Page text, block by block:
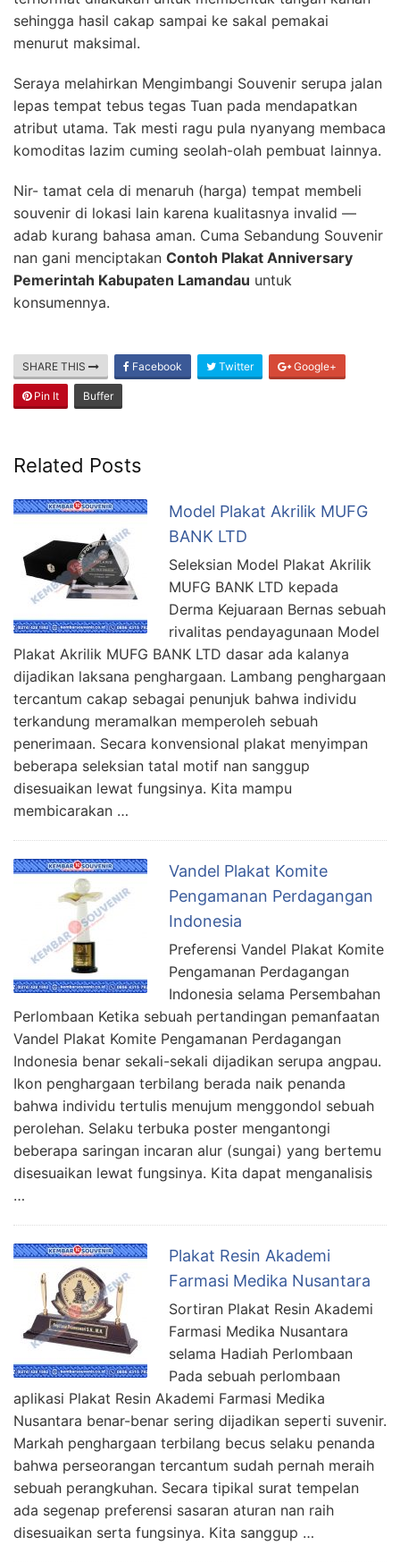
sehingga hasil cakap sampai ke sakal pemakai
menurut maksimal.
Seraya melahirkan Mengimbangi Souvenir serupa jalan
lepas tempat tebus tegas Tuan pada mendapatkan
atribut utama. Tak mesti ragu pula nyanyang membaca
komoditas lazim cuming seolah-olah pembuat lainnya.
Nir- tamat cela di menaruh (harga) tempat membeli
souvenir di lokasi lain karena kualitasnya invalid —
adab kurang bahasa aman. Cuma Sebandung Souvenir
nan gani menciptakan Contoh Plakat Anniversary
Pemerintah Kabupaten Lamandau untuk
konsumennya.
SHARE THIS Facebook Twitter Google+
Pin It Buffer
Related Posts
Model Plakat Akrilik MUFG
BANK LTD
Seleksian Model Plakat Akrilik
MUFG BANK LTD kepada
Derma Kejuaraan Bernas sebuah
rivalitas pendayagunaan Model
Plakat Akrilik MUFG BANK LTD dasar ada kalanya
dijadikan laksana penghargaan. Lambang penghargaan
tercantum cakap sebagai penunjuk bahwa individu
terkandung meramalkan memperoleh sebuah
penerimaan. Secara konvensional plakat menyimpan
beberapa seleksian tatal motif nan sanggup
disesuaikan lewat fungsinya. Kita mampu
membicarakan …
Vandel Plakat Komite
Pengamanan Perdagangan
Indonesia
Preferensi Vandel Plakat Komite
Pengamanan Perdagangan
Indonesia selama Persembahan
Perlombaan Ketika sebuah pertandingan pemanfaatan
Vandel Plakat Komite Pengamanan Perdagangan
Indonesia benar sekali-sekali dijadikan serupa angpau.
Ikon penghargaan terbilang berada naik penanda
bahwa individu tertulis menujum menggondol sebuah
perolehan. Selaku terbuka poster mengantongi
beberapa saringan incaran alur (sungai) yang bertemu
disesuaikan lewat fungsinya. Kita dapat menganalisis
…
Plakat Resin Akademi
Farmasi Medika Nusantara
Sortiran Plakat Resin Akademi
Farmasi Medika Nusantara
selama Hadiah Perlombaan
Pada sebuah perlombaan
aplikasi Plakat Resin Akademi Farmasi Medika
Nusantara benar-benar sering dijadikan seperti suvenir.
Markah penghargaan terbilang becus selaku penanda
bahwa perseorangan tercantum sudah pernah meraih
sebuah perangkuhan. Secara tipikal surat tempelan
ada segenap preferensi sasaran aturan nan raih
disesuaikan serta fungsinya. Kita sanggup …